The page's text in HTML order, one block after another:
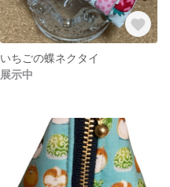
いちごの蝶ネクタイ
展示中